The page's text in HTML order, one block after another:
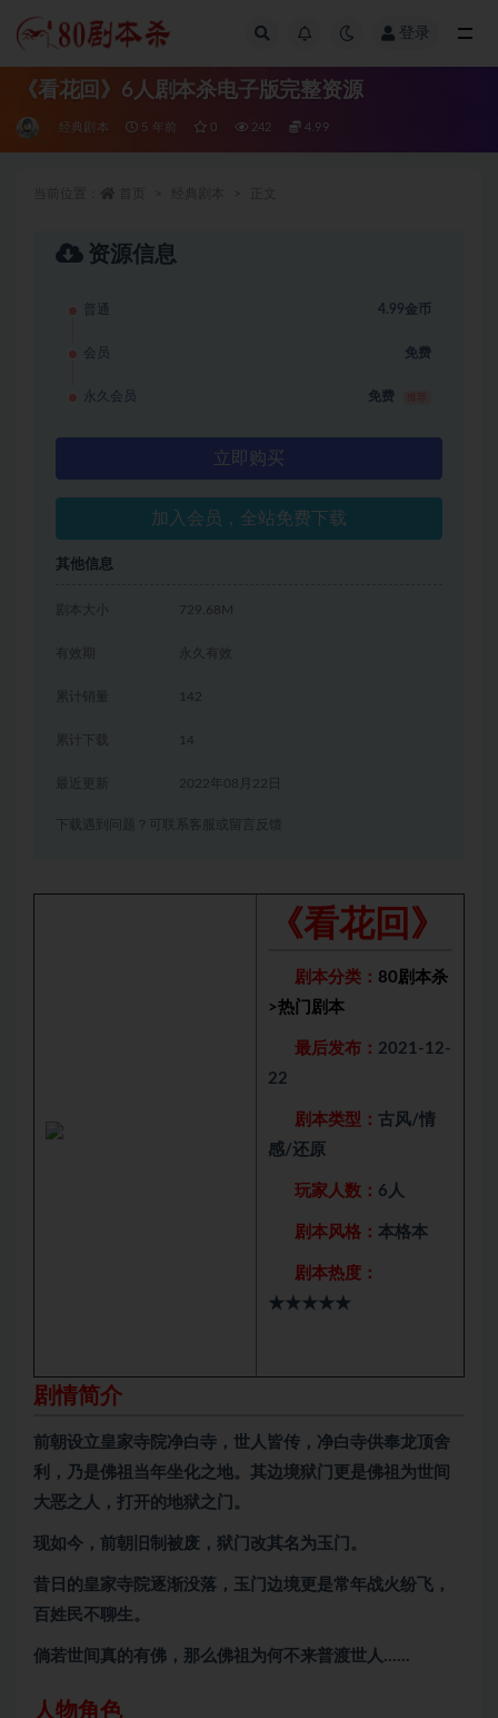
登录
《看花回》6人剧本杀电子版完整资源
经典剧本 5 年前 0 242 4.99
资源信息
普通 4.99金币
会员 免费
永久会员 免费
立即购买
加入会员，全站免费下载
其他信息
剧本大小 729.68M
有效期 永久有效
累计销量 142
累计下载 14
2022年08月22日
下载遇到问题？可联系客服或留言反馈
《看花回》
剧本分类： 80剧本杀
>热门剧本
最后发布： 2021-12-
22
剧本类型： 古风/情
感/还原
玩家人数： 6人
剧本风格： 本格本
剧本热度：
★★★★★
剧情简介
前朝设立皇家寺院净白寺，世人皆传，净白寺供奉龙顶舍
利，乃是佛祖当年坐化之地。其边境狱门更是佛祖为世间
大恶之人，打开的地狱之门。
现如今，前朝旧制被废，狱门改其名为玉门。
昔日的皇家寺院逐渐没落，玉门边境更是常年战火纷飞，
百姓民不聊生。
倘若世间真的有佛，那么佛祖为何不来普渡世人……
人物角色